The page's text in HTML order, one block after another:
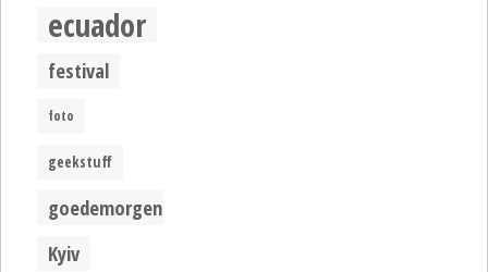
ecuador
festival
foto
geekstuff
goedemorgen
Kyiv